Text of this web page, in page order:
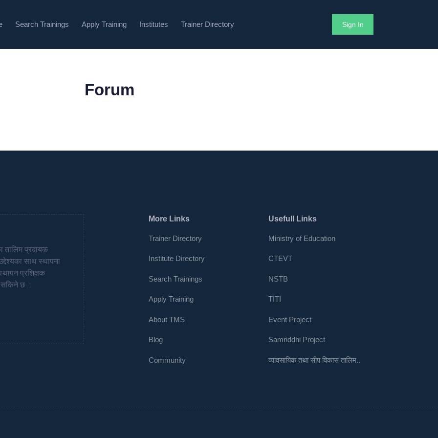
Search Trainings Apply Training Institutes Trainer Directory Sign In
Forum
तालिम प्रदायक
साथ स्थापना
प्रशिक्षक
सकिने छ ।
More Links
Trainer Directory
Institute Directory
Search Trainings
Apply Training
About TMS
Blog
Community
Usefull Links
Ministry of Education
CTEVT
NSTB
TITI
Event Project
Samriddhi Project
व्यावसायिक तथा सीप विकास तालिम..